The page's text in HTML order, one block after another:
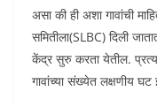
असा की ही अशा गावांची
समितीला(SLBC) दिली
केंद्र सुरु करता येतील.
गावांच्या संख्येत लक्षणीय